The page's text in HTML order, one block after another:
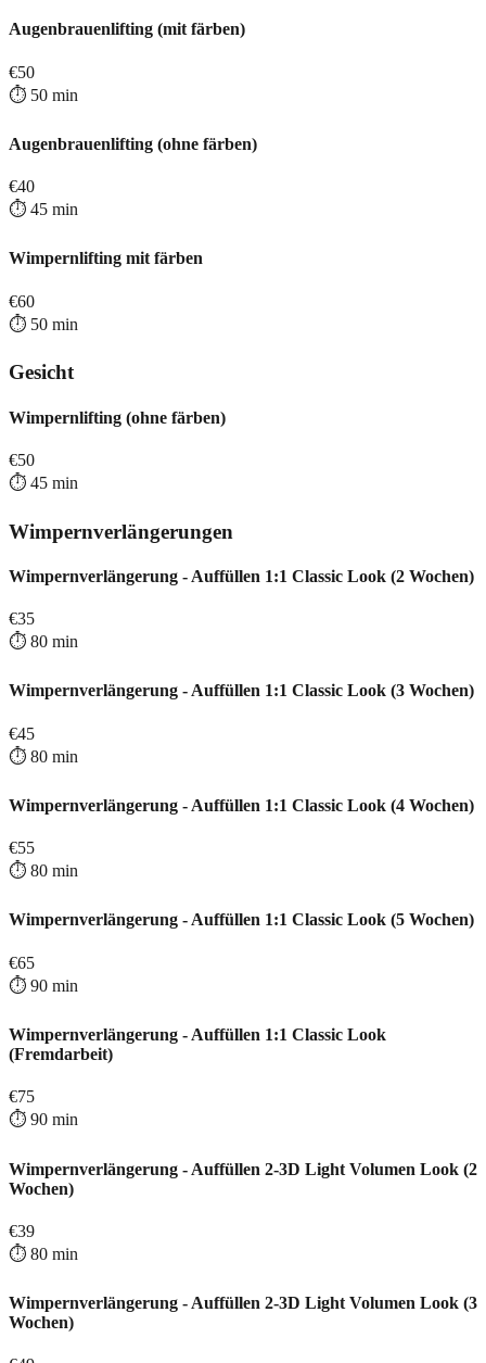
Augenbrauenlifting (mit färben)
€50
⏱️ 50 min
Augenbrauenlifting (ohne färben)
€40
⏱️ 45 min
Wimpernlifting mit färben
€60
⏱️ 50 min
Gesicht
Wimpernlifting (ohne färben)
€50
⏱️ 45 min
Wimpernverlängerungen
Wimpernverlängerung - Auffüllen 1:1 Classic Look (2 Wochen)
€35
⏱️ 80 min
Wimpernverlängerung - Auffüllen 1:1 Classic Look (3 Wochen)
€45
⏱️ 80 min
Wimpernverlängerung - Auffüllen 1:1 Classic Look (4 Wochen)
€55
⏱️ 80 min
Wimpernverlängerung - Auffüllen 1:1 Classic Look (5 Wochen)
€65
⏱️ 90 min
Wimpernverlängerung - Auffüllen 1:1 Classic Look
(Fremdarbeit)
€75
⏱️ 90 min
Wimpernverlängerung - Auffüllen 2-3D Light Volumen Look (2
Wochen)
€39
⏱️ 80 min
Wimpernverlängerung - Auffüllen 2-3D Light Volumen Look (3
Wochen)